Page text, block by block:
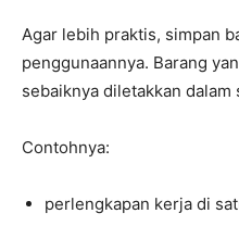
Agar lebih praktis, simpan
penggunaannya. Barang
sebaiknya diletakkan dalam
Contohnya:
perlengkapan kerja di